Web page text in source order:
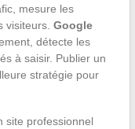
mesure les
visiteurs. Google
détecte les
à saisir. Publier un
stratégie pour
site professionnel